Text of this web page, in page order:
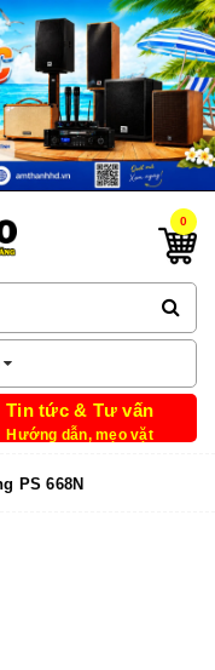
0
Tin tức & Tư vấn
Hướng dẫn, mẹo vặt
PS 668N